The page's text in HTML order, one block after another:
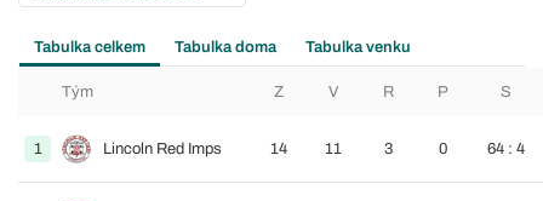
Tabulka celkem Tabulka doma Tabulka venku
Tým Z V R P S
1 Lincoln Red Imps 14 11 3 0 64 : 4